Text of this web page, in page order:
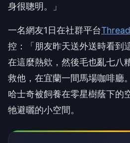
身很聰明。」
一名網友1日在社群平台
控：「朋友昨天送外送時看到
在這麼熱欸，然後毛也亂七八
救他，在宜蘭一間馬場咖啡廳
哈士奇被飼養在零星樹蔭下的
牠避曬的小空間。